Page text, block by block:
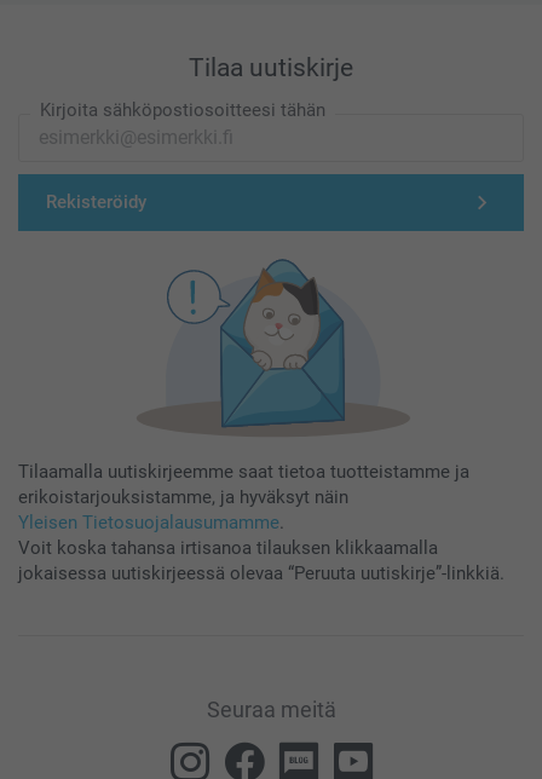
Tilaa uutiskirje
Kirjoita sähköpostiosoitteesi tähän
Rekisteröidy
Tilaamalla uutiskirjeemme saat tietoa tuotteistamme ja
erikoistarjouksistamme, ja hyväksyt näin
Yleisen Tietosuojalausumamme.
Voit koska tahansa irtisanoa tilauksen klikkaamalla
jokaisessa uutiskirjeessä olevaa “Peruuta uutiskirje”-linkkiä.
Seuraa meitä